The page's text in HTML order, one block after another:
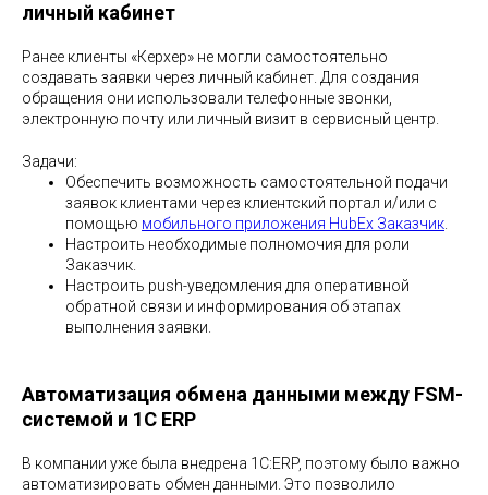
личный кабинет
Ранее клиенты «Керхер» не могли самостоятельно
создавать заявки через личный кабинет. Для создания
обращения они использовали телефонные звонки,
электронную почту или личный визит в сервисный центр.
Задачи:
Обеспечить возможность самостоятельной подачи
заявок клиентами через клиентский портал и/или с
помощью мобильного приложения HubEx Заказчик
Настроить необходимые полномочия для роли
Заказчик.
Настроить push-уведомления для оперативной
обратной связи и информирования об этапах
выполнения заявки.
Автоматизация обмена данными между FSM-
системой и 1С ERP
В компании уже была внедрена 1С:ERP, поэтому было важно
автоматизировать обмен данными. Это позволило